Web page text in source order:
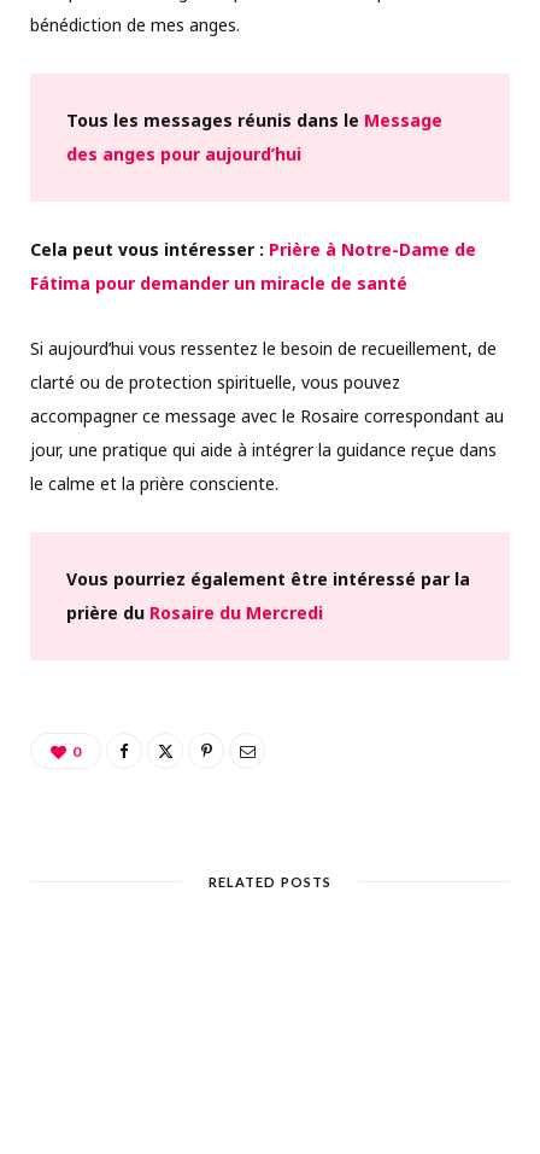
bénédiction de mes anges.
Tous les messages réunis dans le Message
des anges pour aujourd’hui
Cela peut vous intéresser : Prière à Notre-Dame de
Fátima pour demander un miracle de santé
Si aujourd’hui vous ressentez le besoin de recueillement, de
clarté ou de protection spirituelle, vous pouvez
accompagner ce message avec le Rosaire correspondant au
jour, une pratique qui aide à intégrer la guidance reçue dans
le calme et la prière consciente.
Vous pourriez également être intéressé par la
prière du Rosaire du Mercredi
0
RELATED POSTS